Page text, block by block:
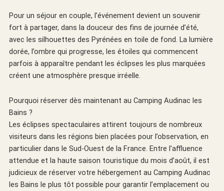
Pour un séjour en couple, l’événement devient un souvenir
fort à partager, dans la douceur des fins de journée d’été,
avec les silhouettes des Pyrénées en toile de fond. La lumière
dorée, l’ombre qui progresse, les étoiles qui commencent
parfois à apparaître pendant les éclipses les plus marquées
créent une atmosphère presque irréelle.
Pourquoi réserver dès maintenant au Camping Audinac les
Bains ?
Les éclipses spectaculaires attirent toujours de nombreux
visiteurs dans les régions bien placées pour l’observation, en
particulier dans le Sud-Ouest de la France. Entre l’affluence
attendue et la haute saison touristique du mois d’août, il est
judicieux de réserver votre hébergement au Camping Audinac
les Bains le plus tôt possible pour garantir l’emplacement ou